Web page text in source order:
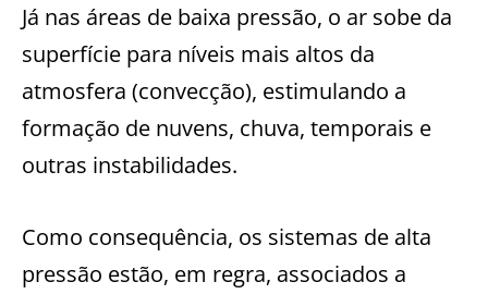
Já nas áreas de baixa pressão, o ar sobe da
superfície para níveis mais altos da
atmosfera (convecção), estimulando a
formação de nuvens, chuva, temporais e
outras instabilidades.
Como consequência, os sistemas de alta
pressão estão, em regra, associados a